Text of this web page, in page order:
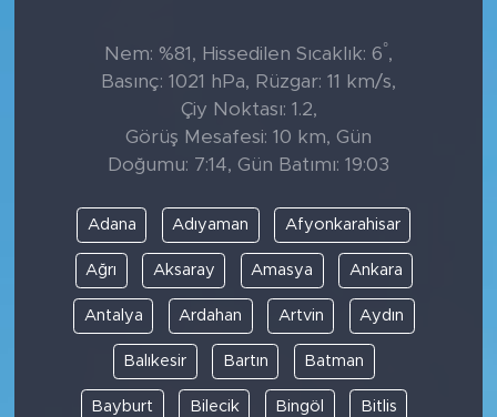
Nem: %81, Hissedilen Sıcaklık: 6°,
Basınç: 1021 hPa, Rüzgar: 11 km/s,
Çiy Noktası: 1.2,
Görüş Mesafesi: 10 km, Gün
Doğumu: 7:14, Gün Batımı: 19:03
Adana Adıyaman Afyonkarahisar
Ağrı Aksaray Amasya Ankara
Antalya Ardahan Artvin Aydın
Balıkesir Bartın Batman
Bayburt Bilecik Bingöl Bitlis